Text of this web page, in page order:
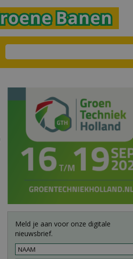
Meld je aan voor onze digitale
nieuwsbrief.